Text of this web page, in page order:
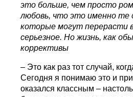
это больше, чем просто
любовь, что это именно те
которые могут перерасти
серьезное. Но жизнь, как
коррективы
– Это как раз тот случай,
Сегодня я понимаю это и
оказался классным –